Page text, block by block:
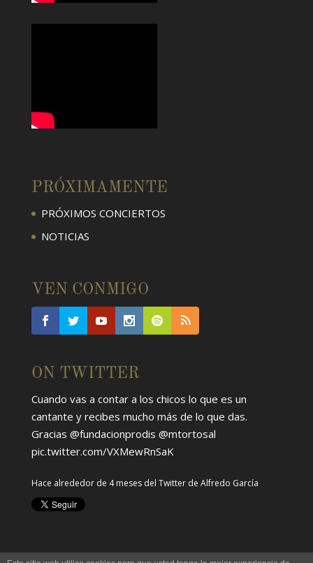
PRÓXIMAMENTE
PRÓXIMOS CONCIERTOS
NOTICIAS
VEN CONMIGO
ON TWITTER
Cuando vas a contar a los chicos lo que es un
cantante y recibes mucho más de lo que das.
Gracias @fundacionprodis @mtortosal
pic.twitter.com/VXMewRnSaK
Hace alrededor de 4 mesesdel Twitter de Alfredo García